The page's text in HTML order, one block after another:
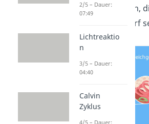
Karussell Personen,
stehen, noch scharf
2/5 – Dauer:
07:49
Lichtreaktio
n
3/5 – Dauer:
04:40
Calvin
Zyklus
4/5 – Dauer: